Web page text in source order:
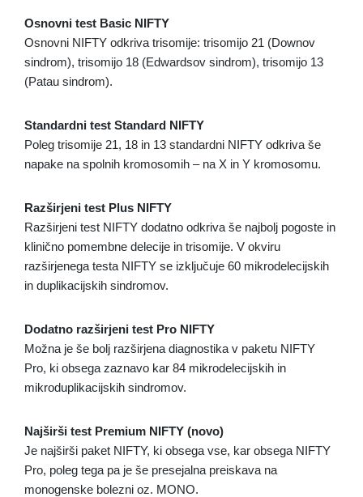
Osnovni test Basic NIFTY
Osnovni NIFTY odkriva trisomije: trisomijo 21 (Downov
sindrom), trisomijo 18 (Edwardsov sindrom), trisomijo 13
(Patau sindrom).
Standardni test Standard NIFTY
Poleg trisomije 21, 18 in 13 standardni NIFTY odkriva še
napake na spolnih kromosomih – na X in Y kromosomu.
Razširjeni test Plus NIFTY
Razširjeni test NIFTY dodatno odkriva še najbolj pogoste in
klinično pomembne delecije in trisomije. V okviru
razširjenega testa NIFTY se izključuje 60 mikrodelecijskih
in duplikacijskih sindromov.
Dodatno razširjeni test Pro NIFTY
Možna je še bolj razširjena diagnostika v paketu NIFTY
Pro, ki obsega zaznavo kar 84 mikrodelecijskih in
mikroduplikacijskih sindromov.
Najširši test Premium NIFTY (novo)
Je najširši paket NIFTY, ki obsega vse, kar obsega NIFTY
Pro, poleg tega pa je še presejalna preiskava na
monogenske bolezni oz. MONO.